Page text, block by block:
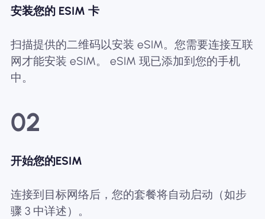
安装您的 ESIM 卡
扫描提供的二维码以安装 eSIM。您需要连接互联
网才能安装 eSIM。 eSIM 现已添加到您的手机
中。
02
开始您的ESIM
连接到目标网络后，您的套餐将自动启动（如步
骤 3 中详述）。